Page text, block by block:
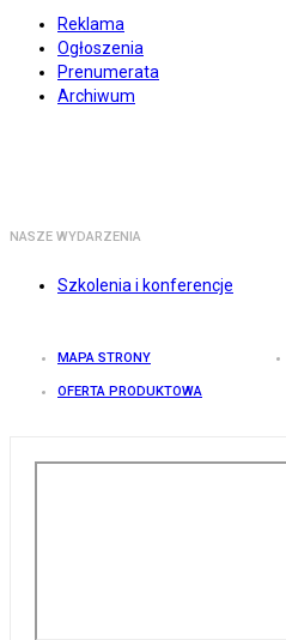
Reklama
Ogłoszenia
Prenumerata
Archiwum
NASZE WYDARZENIA
Szkolenia i konferencje
MAPA STRONY
OFERTA PRODUKTOWA